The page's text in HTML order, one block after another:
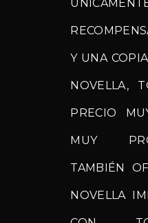
Y UNA
NOVELLA,
PRECIO
MUY
TAMBIÉN
NOVELLA